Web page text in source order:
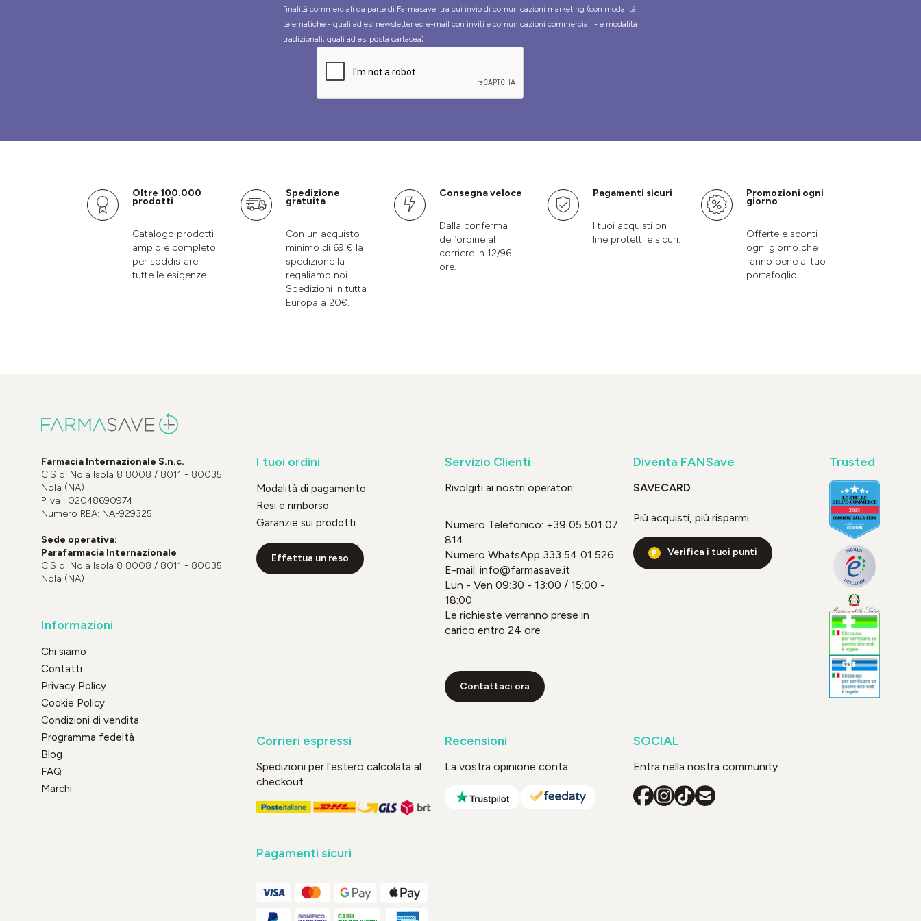
finalità commerciali da parte di Farmasave, tra cui invio di comunicazioni marketing (con modalità
telematiche - quali ad es. newsletter ed e-mail con inviti e comunicazioni commerciali - e modalità
tradizionali, quali ad es. posta cartacea)
Oltre 100.000
prodotti
Catalogo prodotti
ampio e completo
per soddisfare
tutte le esigenze.
Spedizione
gratuita
Con un acquisto
minimo di 69 € la
spedizione la
regaliamo noi.
Spedizioni in tutta
Europa a 20€.
Consegna veloce
Dalla conferma
dell’ordine al
corriere in 12/96
ore.
Pagamenti sicuri
I tuoi acquisti on
line protetti e sicuri.
Promozioni ogni
giorno
Offerte e sconti
ogni giorno che
fanno bene al tuo
portafoglio.
Farmacia Internazionale S.n.c.
CIS di Nola Isola 8 8008 / 8011 - 80035
Nola (NA)
P.Iva : 02048690974
Numero REA: NA-929325
Sede operativa:
Parafarmacia Internazionale
CIS di Nola Isola 8 8008 / 8011 - 80035
Nola (NA)
Informazioni
Chi siamo
Contatti
Privacy Policy
Cookie Policy
Condizioni di vendita
Programma fedeltà
Blog
FAQ
Marchi
I tuoi ordini
Modalità di pagamento
Resi e rimborso
Garanzie sui prodotti
Effettua un reso
Servizio Clienti
Rivolgiti ai nostri operatori:
Numero Telefonico: +39 05 501 07
814
Numero WhatsApp 333 54 01 526
E-mail: info@farmasave.it
Lun - Ven 09:30 - 13:00 / 15:00 -
18:00
Le richieste verranno prese in
carico entro 24 ore
Contattaci ora
Diventa FANSave
SAVECARD
Più acquisti, più risparmi.
Verifica i tuoi punti
Corrieri espressi
Spedizioni per l'estero calcolata al
checkout
Recensioni
La vostra opinione conta
SOCIAL
Entra nella nostra community
Pagamenti sicuri
Trusted